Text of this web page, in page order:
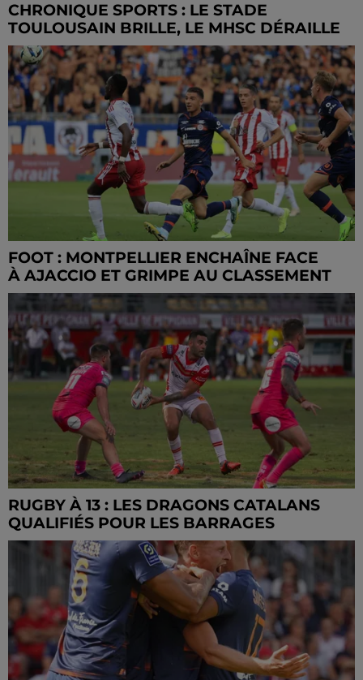
CHRONIQUE SPORTS : LE STADE
TOULOUSAIN BRILLE, LE MHSC DÉRAILLE
FOOT : MONTPELLIER ENCHAÎNE FACE
À AJACCIO ET GRIMPE AU CLASSEMENT
RUGBY À 13 : LES DRAGONS CATALANS
QUALIFIÉS POUR LES BARRAGES